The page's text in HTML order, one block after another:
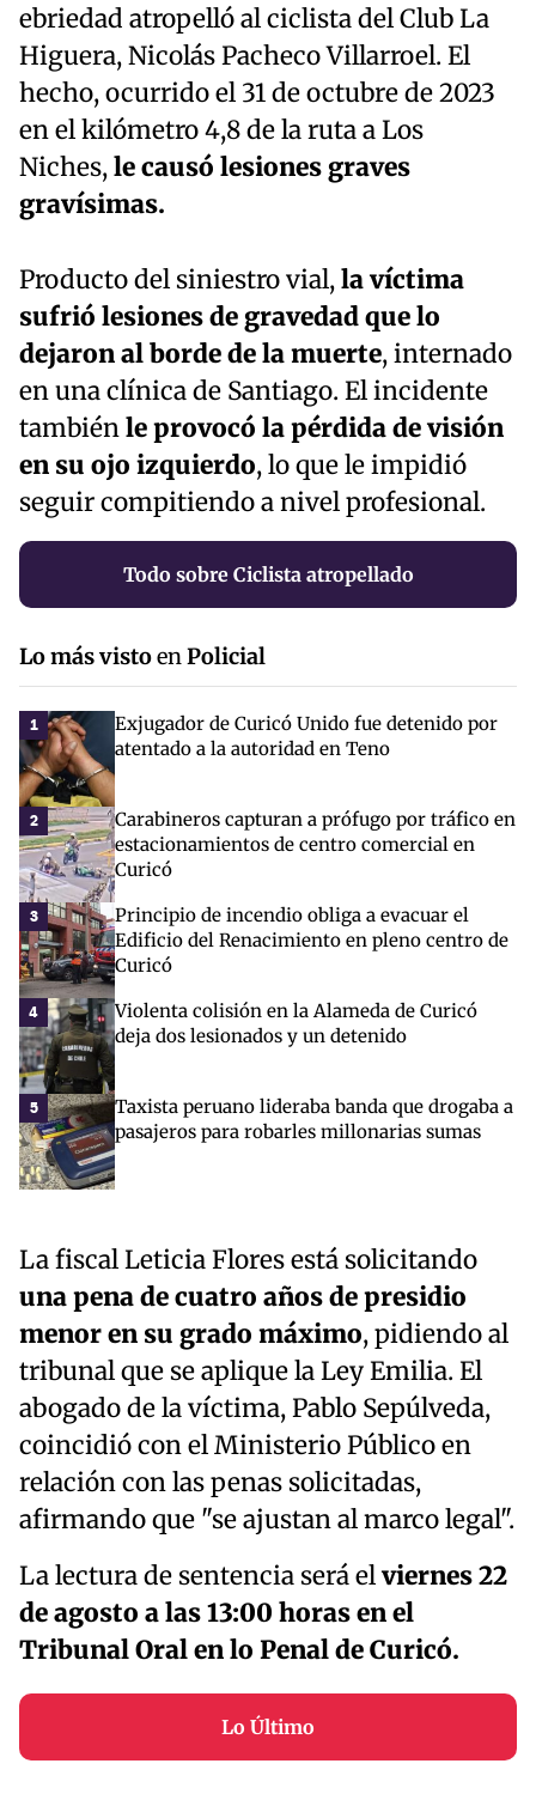
ebriedad atropelló al ciclista del Club La
Higuera, Nicolás Pacheco Villarroel. El
hecho, ocurrido el 31 de octubre de 2023
en el kilómetro 4,8 de la ruta a Los
Niches,le causó lesiones graves
gravísimas.
Producto del siniestro vial,la víctima
sufrió lesiones de gravedad que lo
dejaron al borde de la muerte, internado
en una clínica de Santiago. El incidente
tambiénle provocó la pérdida de visión
en su ojo izquierdo, lo que le impidió
seguir compitiendo a nivel profesional.
Todo sobre Ciclista atropellado
Lo más vistoenPolicial
1
Exjugador de Curicó Unido fue detenido por
atentado a la autoridad en Teno
2
Carabineros capturan a prófugo por tráfico en
estacionamientos de centro comercial en
Curicó
3
Principio de incendio obliga a evacuar el
Edificio del Renacimiento en pleno centro de
Curicó
4
Violenta colisión en la Alameda de Curicó
deja dos lesionados y un detenido
5
Taxista peruano lideraba banda que drogaba a
pasajeros para robarles millonarias sumas
La fiscal Leticia Flores está solicitando
una pena de cuatro años de presidio
menor en su grado máximo, pidiendo al
tribunal que se aplique la Ley Emilia. El
abogado de la víctima, Pablo Sepúlveda,
coincidió con el Ministerio Público en
relación con las penas solicitadas,
afirmando que "se ajustan al marco legal".
La lectura de sentencia será elviernes 22
de agosto a las 13:00 horas en el
Tribunal Oral en lo Penal de Curicó.
Lo Último